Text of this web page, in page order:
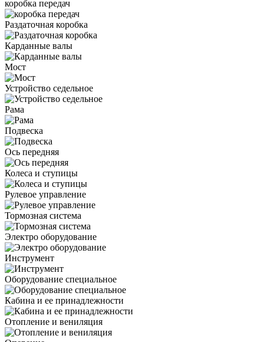
коробка передач
Раздаточная коробка
Карданные валы
Мост
Устройство седельное
Рама
Подвеска
Ось передняя
Колеса и ступицы
Рулевое управление
Тормозная система
Электро оборудование
Инструмент
Оборудование специальное
Кабина и ее принадлежности
Отопление и вениляция